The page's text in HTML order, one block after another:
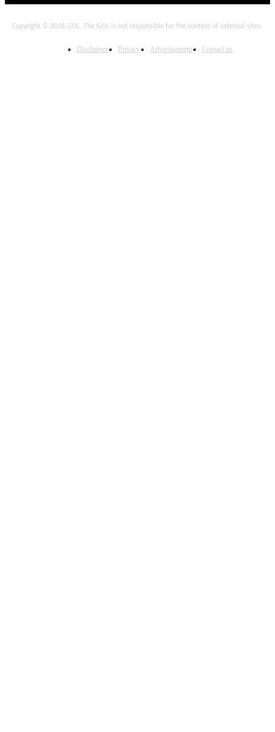
Copyright © 2026 GOL. The GOL is not responsible for the content of external sites.
Disclaimer Privacy Advertisement Contact us